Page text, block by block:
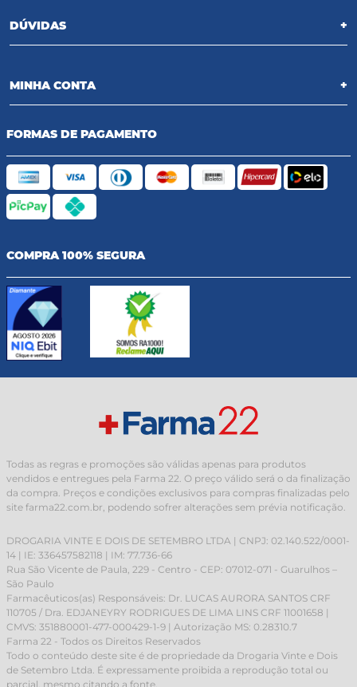
DÚVIDAS +
MINHA CONTA +
FORMAS DE PAGAMENTO
COMPRA 100% SEGURA
Todas as regras e promoções são válidas apenas para produtos
vendidos e entregues pela Farma 22. O preço válido será o da finalização
da compra. Preços e condições exclusivos para compras finalizadas pelo
site farma22.com.br, podendo sofrer alterações sem prévia notificação.
DROGARIA VINTE E DOIS DE SETEMBRO LTDA | CNPJ: 02.140.522/0001-
14 | IE: 336457582118 | IM: 77.736-66
Rua São Vicente de Paula, 229 - Centro - CEP: 07012-071 - Guarulhos –
São Paulo
Farmacêuticos(as) Responsáveis: Dr. LUCAS AURORA SANTOS CRF
110705 / Dra. EDJANEYRY RODRIGUES DE LIMA LINS CRF 11001658 |
CMVS: 351880001-477-000429-1-9 | Autorização MS: 0.28310.7
Farma 22 - Todos os Direitos Reservados
Todo o conteúdo deste site é de propriedade da Drogaria Vinte e Dois
de Setembro Ltda. É expressamente proibida a reprodução total ou
parcial, mesmo citando a fonte.